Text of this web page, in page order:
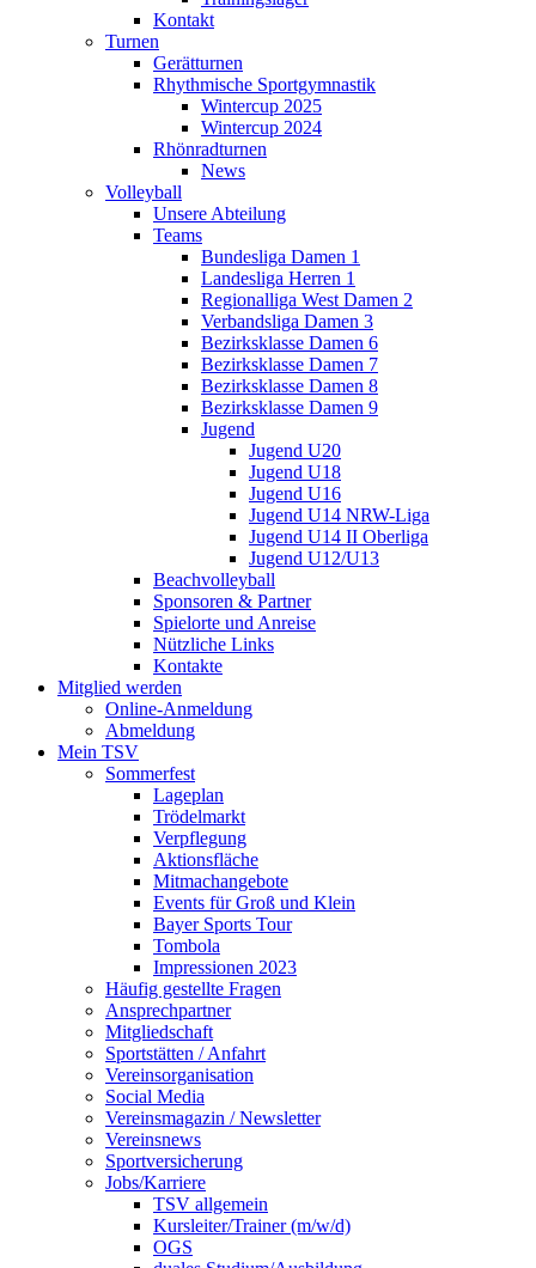
Kontakt
Turnen
Gerätturnen
Rhythmische Sportgymnastik
Wintercup 2025
Wintercup 2024
Rhönradturnen
News
Volleyball
Unsere Abteilung
Teams
Bundesliga Damen 1
Landesliga Herren 1
Regionalliga West Damen 2
Verbandsliga Damen 3
Bezirksklasse Damen 6
Bezirksklasse Damen 7
Bezirksklasse Damen 8
Bezirksklasse Damen 9
Jugend
Jugend U20
Jugend U18
Jugend U16
Jugend U14 NRW-Liga
Jugend U14 II Oberliga
Jugend U12/U13
Beachvolleyball
Sponsoren & Partner
Spielorte und Anreise
Nützliche Links
Kontakte
Mitglied werden
Online-Anmeldung
Abmeldung
Mein TSV
Sommerfest
Lageplan
Trödelmarkt
Verpflegung
Aktionsfläche
Mitmachangebote
Events für Groß und Klein
Bayer Sports Tour
Tombola
Impressionen 2023
Häufig gestellte Fragen
Ansprechpartner
Mitgliedschaft
Sportstätten / Anfahrt
Vereinsorganisation
Social Media
Vereinsmagazin / Newsletter
Vereinsnews
Sportversicherung
Jobs/Karriere
TSV allgemein
Kursleiter/Trainer (m/w/d)
OGS